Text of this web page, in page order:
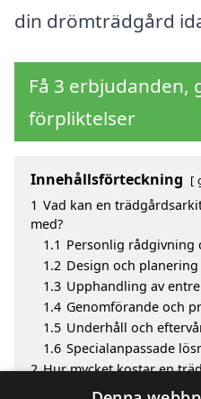
din drömträdgård
Få 3 erbjudanden,
förpliktelser
Innehållsförteckning
1 Vad kan en
med?
1.1 Personlig rådgivning
1.2 Design och planering
1.3 Upphandling av
1.4 Genomförande och
1.5 Underhåll och
1.6 Specialanpassade
2 Hur mycket kostar en
Fördelar med att välja